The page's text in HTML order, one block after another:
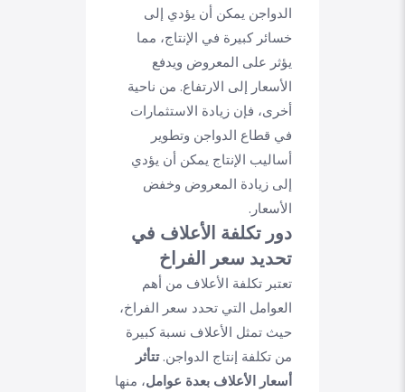
الدواجن يمكن أن يؤدي إلى
خسائر كبيرة في الإنتاج، مما
يؤثر على المعروض ويدفع
الأسعار إلى الارتفاع. من ناحية
أخرى، فإن زيادة الاستثمارات
في قطاع الدواجن وتطوير
أساليب الإنتاج يمكن أن يؤدي
إلى زيادة المعروض وخفض
الأسعار.
دور تكلفة الأعلاف في
تحديد سعر الفراخ
تعتبر تكلفة الأعلاف من أهم
العوامل التي تحدد سعر الفراخ،
حيث تمثل الأعلاف نسبة كبيرة
من تكلفة إنتاج الدواجن.تتأثر
أسعار الأعلاف بعدة عوامل، منها